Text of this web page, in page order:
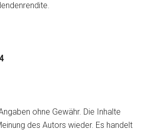
ohne Gewähr. Die Inhalte
des Autors wieder. Es handelt